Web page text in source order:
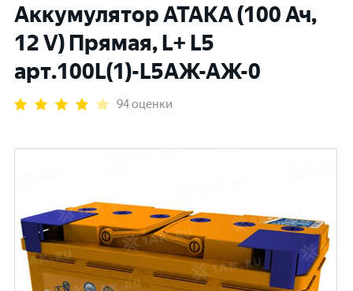
Аккумулятор АТАКА (100 Ач,
12 V) Прямая, L+ L5
арт.100L(1)-L5АЖ-АЖ-0
94 оценки